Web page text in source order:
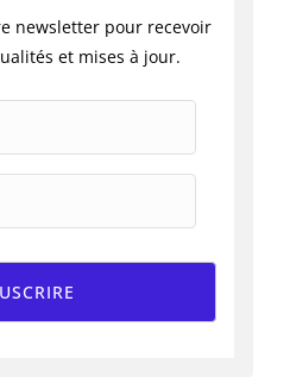
newsletter pour recevoir
et mises à jour.